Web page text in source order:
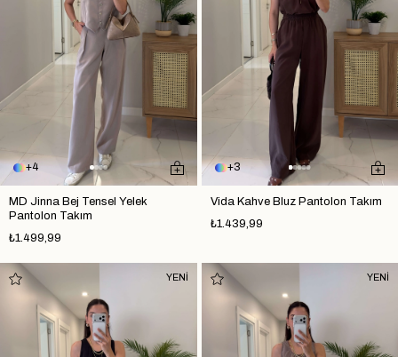
4
MD Jinna Bej Tensel Yelek
Pantolon Takım
₺1.499,99
3
Vida Kahve Bluz Pantolon Takım
₺1.439,99
YENİ YENİ